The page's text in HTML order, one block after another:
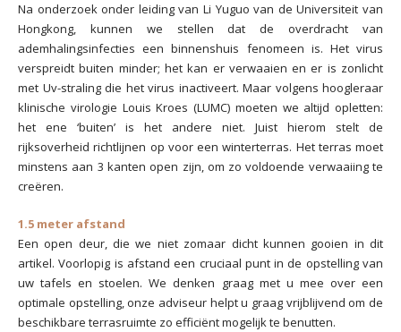
Na onderzoek onder leiding van Li Yuguo van de Universiteit van
Hongkong, kunnen we stellen dat de overdracht van
ademhalingsinfecties een binnenshuis fenomeen is. Het virus
verspreidt buiten minder; het kan er verwaaien en er is zonlicht
met Uv-straling die het virus inactiveert. Maar volgens hoogleraar
klinische virologie Louis Kroes (LUMC) moeten we altijd opletten:
het ene ‘buiten’ is het andere niet. Juist hierom stelt de
rijksoverheid richtlijnen op voor een winterterras. Het terras moet
minstens aan 3 kanten open zijn, om zo voldoende verwaaiing te
creëren.
1.5 meter afstand
Een open deur, die we niet zomaar dicht kunnen gooien in dit
artikel. Voorlopig is afstand een cruciaal punt in de opstelling van
uw tafels en stoelen. We denken graag met u mee over een
optimale opstelling, onze adviseur helpt u graag vrijblijvend om de
beschikbare terrasruimte zo efficiënt mogelijk te benutten.